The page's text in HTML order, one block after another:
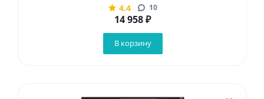
4.4 10
14 958₽
В корзину